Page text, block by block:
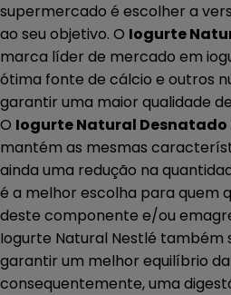
supermercado é escolher a
ao seu objetivo. O Iogurte
marca líder de mercado em
ótima fonte de cálcio e outros
garantir uma maior qualidade
O Iogurte Natural Desnatado
mantém as mesmas
ainda uma redução na
é a melhor escolha para quem
deste componente e/ou
Iogurte Natural Nestlé também
garantir um melhor equilíbrio
consequentemente, uma